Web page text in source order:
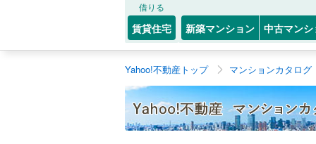
借りる
賃貸住宅 新築マンション 中古マンシ
Yahoo!不動産トップ マンションカタログ